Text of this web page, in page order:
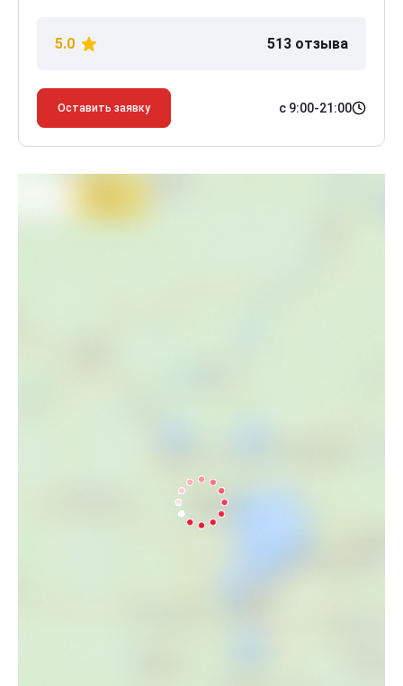
5.0 513 отзыва
Оставить заявку с 9:00-21:00